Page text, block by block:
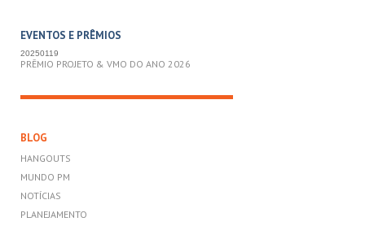
EVENTOS E PRÊMIOS
20250119
PRÊMIO PROJETO & VMO DO ANO 2026
BLOG
HANGOUTS
MUNDO PM
NOTÍCIAS
PLANEJAMENTO